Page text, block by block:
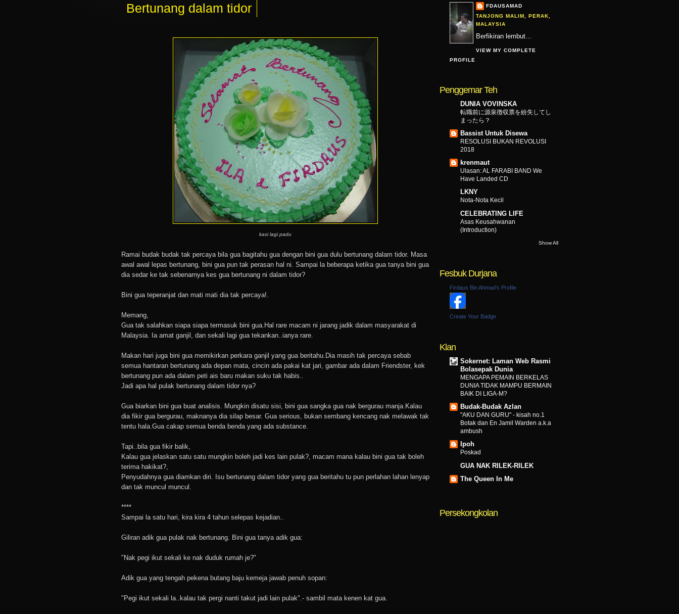
Bertunang dalam tidor
kasi lagi padu
Ramai budak budak tak percaya bila gua bagitahu gua dengan bini gua dulu bertunang dalam tidor. Masa
awal awal lepas bertunang, bini gua pun tak perasan hal ni. Sampai la beberapa ketika gua tanya bini gua
dia sedar ke tak sebenarnya kes gua bertunang ni dalam tidor?
Bini gua teperanjat dan mati mati dia tak percaya!.
Memang,
Gua tak salahkan siapa siapa termasuk bini gua.Hal rare macam ni jarang jadik dalam masyarakat di
Malaysia. Ia amat ganjil, dan sekali lagi gua tekankan..ianya rare.
Makan hari juga bini gua memikirkan perkara ganjil yang gua beritahu.Dia masih tak percaya sebab
semua hantaran bertunang ada depan mata, cincin ada pakai kat jari, gambar ada dalam Friendster, kek
bertunang pun ada dalam peti ais baru makan suku tak habis..
Jadi apa hal pulak bertunang dalam tidor nya?
Gua biarkan bini gua buat analisis. Mungkin disatu sisi, bini gua sangka gua nak bergurau manja.Kalau
dia fikir gua bergurau, maknanya dia silap besar. Gua serious, bukan sembang kencang nak melawak tak
tentu hala.Gua cakap semua benda benda yang ada substance.
Tapi..bila gua fikir balik,
Kalau gua jelaskan satu satu mungkin boleh jadi kes lain pulak?, macam mana kalau bini gua tak boleh
terima hakikat?,
Penyudahnya gua diamkan diri. Isu bertunang dalam tidor yang gua beritahu tu pun perlahan lahan lenyap
dan tak muncul muncul.
****
Sampai la satu hari, kira kira 4 tahun selepas kejadian..
Giliran adik gua pulak nak bertunang. Bini gua tanya adik gua:
"Nak pegi ikut sekali ke nak duduk rumah je?"
Adik gua yang tengah pekena butang baju kemeja jawab penuh sopan:
"Pegi ikut sekali la..kalau tak pergi nanti takut jadi lain pulak".- sambil mata kenen kat gua.
FDAUSAMAD
TANJONG MALIM, PERAK,
MALAYSIA
Berfikiran lembut...
VIEW MY COMPLETE
PROFILE
Penggemar Teh
DUNIA VOVINSKA
転職前に源泉徴収票を紛失してし
まったら？
Bassist Untuk Disewa
RESOLUSI BUKAN REVOLUSI
2018
krenmaut
Ulasan: AL FARABI BAND We
Have Landed CD
LKNY
Nota-Nota Kecil
CELEBRATING LIFE
Asas Keusahwanan
(Introduction)
Show All
Fesbuk Durjana
Firdaus Bin Ahmad's Profile
Create Your Badge
Klan
Sokernet: Laman Web Rasmi
Bolasepak Dunia
MENGAPA PEMAIN BERKELAS
DUNIA TIDAK MAMPU BERMAIN
BAIK DI LIGA-M?
Budak-Budak Azlan
"AKU DAN GURU" - kisah no.1
Botak dan En Jamil Warden a.k.a
ambush
Ipoh
Poskad
GUA NAK RILEK-RILEK
The Queen In Me
Persekongkolan